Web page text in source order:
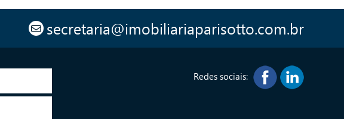
secretaria@imobiliariaparisotto.com.br
Redes sociais: